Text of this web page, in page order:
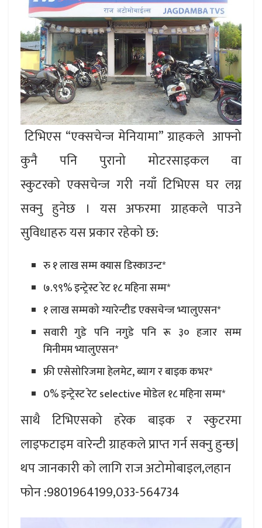
टिभिएस “एक्सचेन्ज मेनियामा” ग्राहकले आफ्नो
कुनै पनि पुरानो मोटरसाइकल वा
स्कुटरको एक्सचेन्ज गरी नयाँ टिभिएस घर लग्न
सक्नु हुनेछ । यस अफरमा ग्राहकले पाउने
सुविधाहरु यस प्रकार रहेको छ:
रु १ लाख सम्म क्यास डिस्काउन्ट*
७.९९% इन्ट्रेस्ट रेट १८ महिना सम्म*
१ लाख सम्मको ग्यारेन्टीड एक्सचेन्ज भ्यालुएसन*
सवारी गुडे पनि नगुडे पनि रू ३० हजार सम्म
मिनीमम भ्यालुएसन*
फ्री एसेसोरिजमा हेलमेट, ब्याग र बाइक कभर*
0% इन्ट्रेस्ट रेट selective मोडेल १८ महिना सम्म*
साथै टिभिएसको हरेक बाइक र स्कुटरमा
लाइफटाइम वारेन्टी ग्राहकले प्राप्त गर्न सक्नु हुन्छ|
थप जानकारी को लागि राज अटोमोबाइल,लहान
फोन :9801964199,033-564734